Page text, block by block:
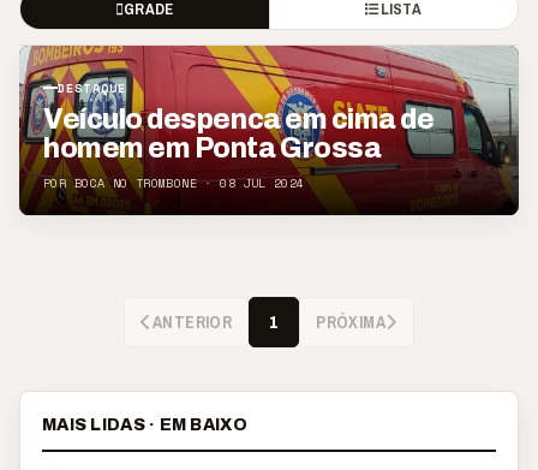
GRADE LISTA
DESTAQUE
Veículo despenca em cima de
homem em Ponta Grossa
POR BOCA NO TROMBONE · 08 JUL 2024
ANTERIOR 1 PRÓXIMA
MAIS LIDAS · EM BAIXO